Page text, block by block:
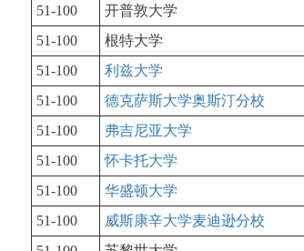
51-100
开普敦大学
51-100
根特大学
51-100
利兹大学
51-100
德克萨斯大学奥斯汀分校
51-100
弗吉尼亚大学
51-100
怀卡托大学
51-100
华盛顿大学
51-100
威斯康辛大学麦迪逊分校